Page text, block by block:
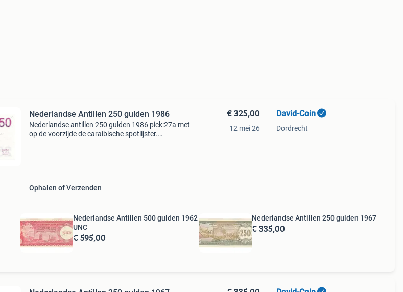
Nederlandse Antillen 250 gulden 1986
Nederlandse antillen 250 gulden 1986 pick:27a met
op de voorzijde de caraibische spotlijster.
Ophalen of Verzenden
€ 325,00
12 mei 26
David-Coin
Dordrecht
Nederlandse Antillen 500 gulden 1962
UNC
€ 595,00
Nederlandse Antillen 250 gulden 1967
€ 335,00